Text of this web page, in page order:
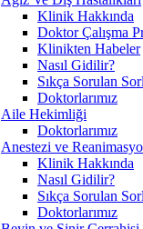
Klinik Hakkında
Doktor Çalışma
Klinikten Habeler
Nasıl Gidilir?
Sıkça Sorulan
Doktorlarımız
Aile Hekimliği
Doktorlarımız
Anestezi ve
Klinik Hakkında
Nasıl Gidilir?
Sıkça Sorulan
Doktorlarımız